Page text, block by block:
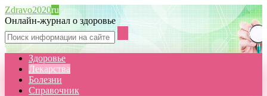
Zdravo2020ru
Онлайн-журнал о здоровье
Здоровье
Лекарства
Болезни
Справочник